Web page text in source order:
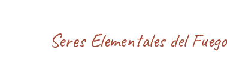
Seres Elementales del Fuego